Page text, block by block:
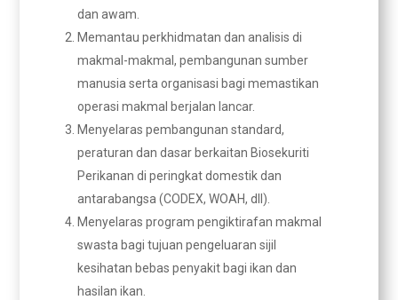
dan awam.
Memantau perkhidmatan dan analisis di
makmal-makmal, pembangunan sumber
manusia serta organisasi bagi memastikan
operasi makmal berjalan lancar.
Menyelaras pembangunan standard,
peraturan dan dasar berkaitan Biosekuriti
Perikanan di peringkat domestik dan
antarabangsa (CODEX, WOAH, dll).
Menyelaras program pengiktirafan makmal
swasta bagi tujuan pengeluaran sijil
kesihatan bebas penyakit bagi ikan dan
hasilan ikan.